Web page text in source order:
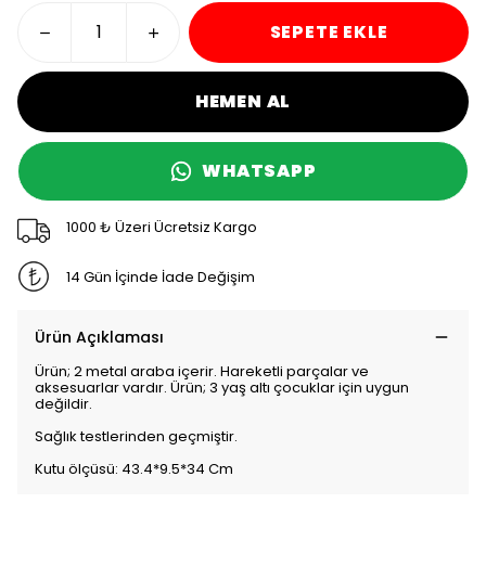
SEPETE EKLE
HEMEN AL
WHATSAPP
1000 ₺ Üzeri Ücretsiz Kargo
14 Gün İçinde İade Değişim
Ürün Açıklaması
Ürün; 2 metal araba içerir. Hareketli parçalar ve
aksesuarlar vardır. Ürün; 3 yaş altı çocuklar için uygun
değildir.
Sağlık testlerinden geçmiştir.
Kutu ölçüsü: 43.4*9.5*34 Cm